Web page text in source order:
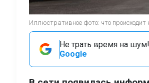
Иллюстративное фото: что
Не трать время на
Google